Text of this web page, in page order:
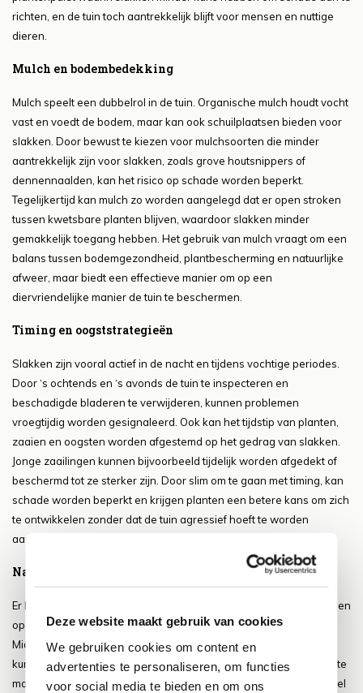
Deze website maakt gebruik van cookies
We gebruiken cookies om content en
advertenties te personaliseren, om functies
voor social media te bieden en om ons
richten, en de tuin toch aantrekkelijk blijft voor mensen en nuttige
dieren.
Mulch en bodembedekking
Mulch speelt een dubbelrol in de tuin. Organische mulch houdt vocht
vast en voedt de bodem, maar kan ook schuilplaatsen bieden voor
slakken. Door bewust te kiezen voor mulchsoorten die minder
aantrekkelijk zijn voor slakken, zoals grove houtsnippers of
dennennaalden, kan het risico op schade worden beperkt.
Tegelijkertijd kan mulch zo worden aangelegd dat er open stroken
tussen kwetsbare planten blijven, waardoor slakken minder
gemakkelijk toegang hebben. Het gebruik van mulch vraagt om een
balans tussen bodemgezondheid, plantbescherming en natuurlijke
afweer, maar biedt een effectieve manier om op een
diervriendelijke manier de tuin te beschermen.
Timing en oogststrategieën
Slakken zijn vooral actief in de nacht en tijdens vochtige periodes.
Door ‘s ochtends en ‘s avonds de tuin te inspecteren en
beschadigde bladeren te verwijderen, kunnen problemen
vroegtijdig worden gesignaleerd. Ook kan het tijdstip van planten,
zaaien en oogsten worden afgestemd op het gedrag van slakken.
Jonge zaailingen kunnen bijvoorbeeld tijdelijk worden afgedekt of
beschermd tot ze sterker zijn. Door slim om te gaan met timing, kan
schade worden beperkt en krijgen planten een betere kans om zich
te ontwikkelen zonder dat de tuin agressief hoeft te worden
aangepakt.
Natuurlijke sprays en afweermiddelen
Er bestaan verschillende diervriendelijke sprays en afweermiddelen
op basis van natuurlijke ingrediënten die slakken ontmoedigen.
Middelen zoals knoflookextract, koffiedik of azijnoplossingen
kunnen effectief zijn om slakken weg te houden, mits ze op de juiste
manier en in kleine hoeveelheden worden toegepast. Het voordeel